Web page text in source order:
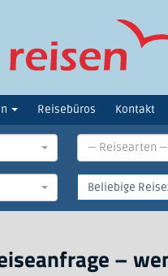
Reisebüros Kontakt
— Reisearten —
–